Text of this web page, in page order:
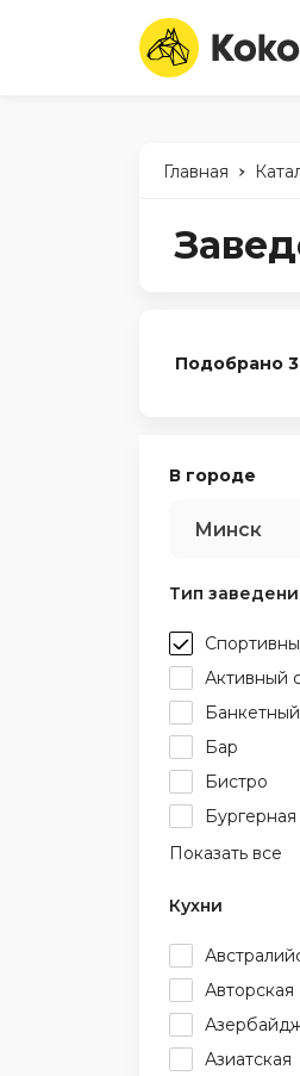
Главная -
Подобрано
В городе
Минск
Тип
Активный
Бар
Бистро
Бургерная
Показать все
Кухни
Авторская
Азиатская